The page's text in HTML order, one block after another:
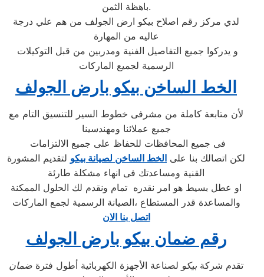
باهظة الثمن.
لدي مركز رقم اصلاح بيكو ارض الجولف من هم علي درجة
عاليه من المهارة
الرسمية لجميع الماركات
الخط الساخن بيكو بارض الجولف
لأن متابعة كاملة من مشرفى خطوط السير للتنسيق التام مع
جميع عملائنا ومهندسينا
فى جميع المحافظات للحفاظ على جميع الالتزامات
لكن اتصالك بنا على الخط الساخن لصيانة بيكو لتقديم المشورة
القنية ومساعدتك فى انهاء مشكلة طارئة
او عطل بسيط هو امر نقدره تمام ونقدم لك الحلول الممكنة
والمساعدة قدر المستطاع ،الصيانة الرسمية لجمع الماركات
اتصل بنا الان
رقم ضمان بيكو بارض الجولف
تقدم شركة بيكو لصناعة الأجهزة الكهربائية أطول فترة ضمان